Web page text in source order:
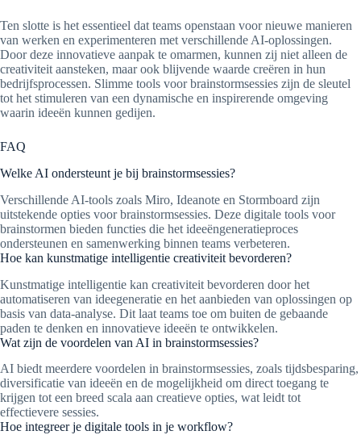
Ten slotte is het essentieel dat teams openstaan voor nieuwe manieren
van werken en experimenteren met verschillende AI-oplossingen.
Door deze innovatieve aanpak te omarmen, kunnen zij niet alleen de
creativiteit aansteken, maar ook blijvende waarde creëren in hun
bedrijfsprocessen. Slimme tools voor brainstormsessies zijn de sleutel
tot het stimuleren van een dynamische en inspirerende omgeving
waarin ideeën kunnen gedijen.
FAQ
Welke AI ondersteunt je bij brainstormsessies?
Verschillende AI-tools zoals Miro, Ideanote en Stormboard zijn
uitstekende opties voor brainstormsessies. Deze digitale tools voor
brainstormen bieden functies die het ideeëngeneratieproces
ondersteunen en samenwerking binnen teams verbeteren.
Hoe kan kunstmatige intelligentie creativiteit bevorderen?
Kunstmatige intelligentie kan creativiteit bevorderen door het
automatiseren van ideegeneratie en het aanbieden van oplossingen op
basis van data-analyse. Dit laat teams toe om buiten de gebaande
paden te denken en innovatieve ideeën te ontwikkelen.
Wat zijn de voordelen van AI in brainstormsessies?
AI biedt meerdere voordelen in brainstormsessies, zoals tijdsbesparing,
diversificatie van ideeën en de mogelijkheid om direct toegang te
krijgen tot een breed scala aan creatieve opties, wat leidt tot
effectievere sessies.
Hoe integreer je digitale tools in je workflow?